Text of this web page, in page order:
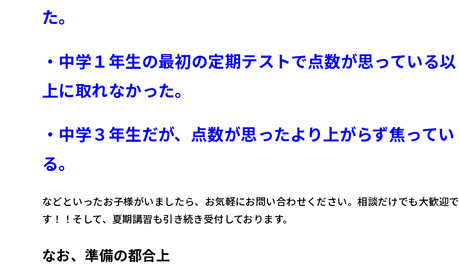
た。
・中学１年生の最初の定期テストで点数が思っている以
上に取れなかった。
・中学３年生だが、点数が思ったより上がらず焦ってい
る。
などといったお子様がいましたら、お気軽にお問い合わせください。相談だけでも大歓迎で
す！！そして、夏期講習も引き続き受付しております。
なお、準備の都合上